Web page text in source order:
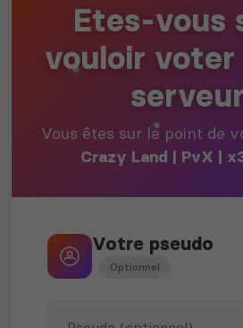
Etes-vous
vouloir voter
Vous êtes sur le point de
Crazy Land | PvX |
Votre pseudo
Optionnel